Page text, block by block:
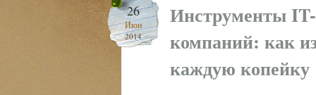
26
Июн
2014
Инструменты
компаний: как
каждую копейку